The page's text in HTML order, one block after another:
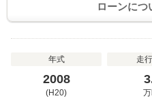
ローンにつ
年式
2008
(H20)
走
万